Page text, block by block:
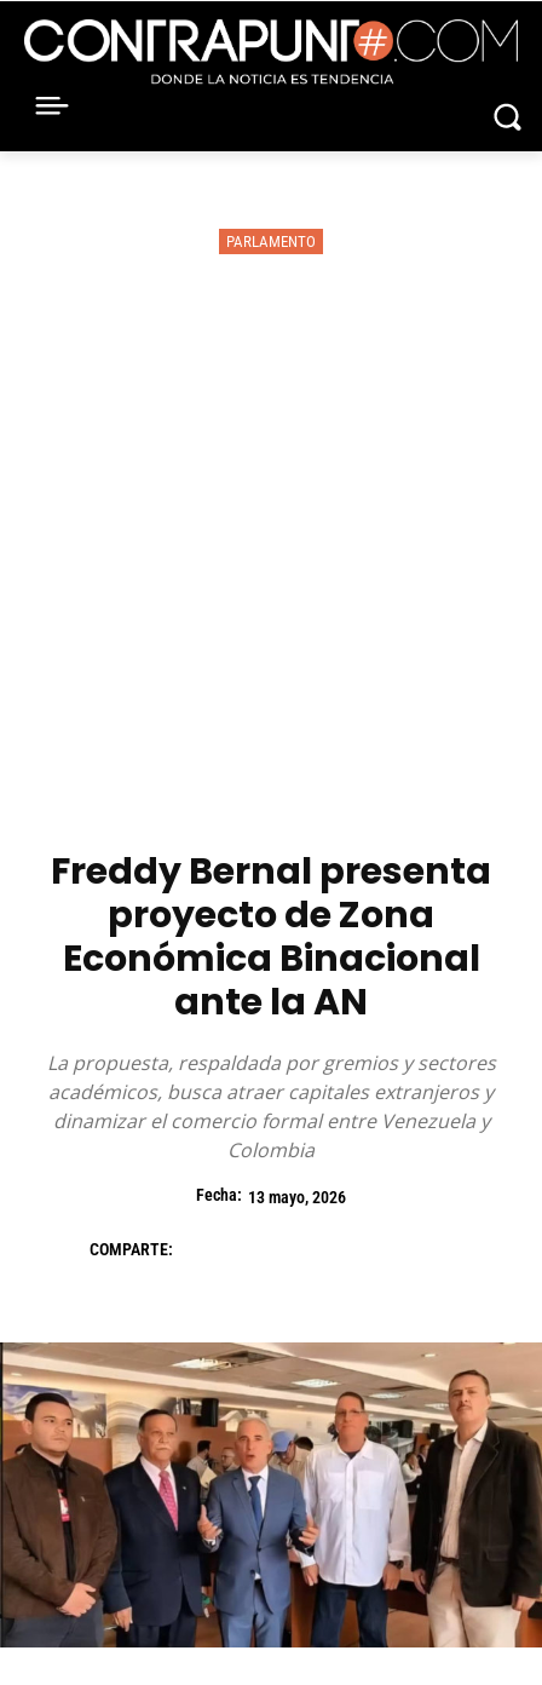
PARLAMENTO
Freddy Bernal presenta
proyecto de Zona
Económica Binacional
ante la AN
La propuesta, respaldada por gremios y sectores
académicos, busca atraer capitales extranjeros y
dinamizar el comercio formal entre Venezuela y
Colombia
Fecha: 13 mayo, 2026
COMPARTE: